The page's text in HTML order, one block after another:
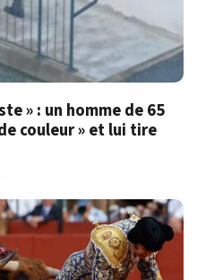
» : un homme de 65
couleur » et lui tire